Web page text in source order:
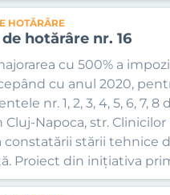
HOTĂRÂRE
hotărâre nr. 16
cu 500% a
cu anul 2020,
nr. 1, 2, 3, 4, 5, 6, 7, 8
Napoca, str. Clinicilor
constatării stării tehnice
Proiect din inițiativa